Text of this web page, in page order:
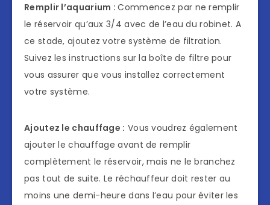
Remplir l’aquarium :Commencez par ne remplir
le réservoir qu’aux 3/4 avec de l’eau du robinet. A
ce stade, ajoutez votre système de filtration.
Suivez les instructions sur la boîte de filtre pour
vous assurer que vous installez correctement
votre système.
Ajoutez le chauffage : Vous voudrez également
ajouter le chauffage avant de remplir
complètement le réservoir, mais ne le branchez
pas tout de suite. Le réchauffeur doit rester au
moins une demi-heure dans l’eau pour éviter les